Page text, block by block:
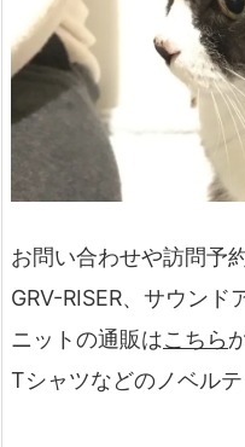
お問い合わせや訪問予
GRV-RISER、サウン
ニットの通販はこちら
Tシャツなどのノベル